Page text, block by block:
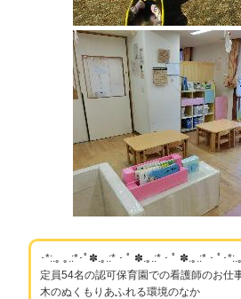
･*:.｡ ｡.:*･ﾟ✽.｡.:*・ﾟ ✽.｡.:*・ﾟ ✽.｡.:*・ﾟ･*:.
定員54名の認可保育園での看護師のお仕
木のぬくもりあふれる環境のなか